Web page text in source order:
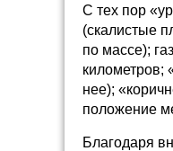
С тех пор
(скалистые
по массе);
километров;
нее);
положение
Благодаря